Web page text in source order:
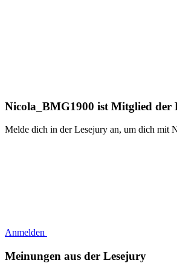
Nicola_BMG1900 ist Mitglied der
Melde dich in der Lesejury an, um dich mit
Anmelden
Meinungen aus der Lesejury